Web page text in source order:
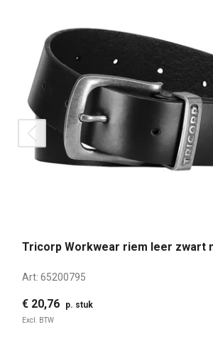
Tricorp Workwear riem leer zwart
Art: 65200795
€ 20,76 p. stuk
Excl. BTW
prev